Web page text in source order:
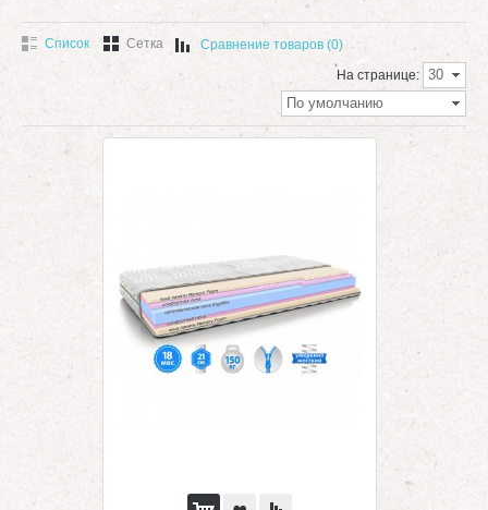
Список Сетка
Сравнение товаров (0)
На странице: 30
По умолчанию